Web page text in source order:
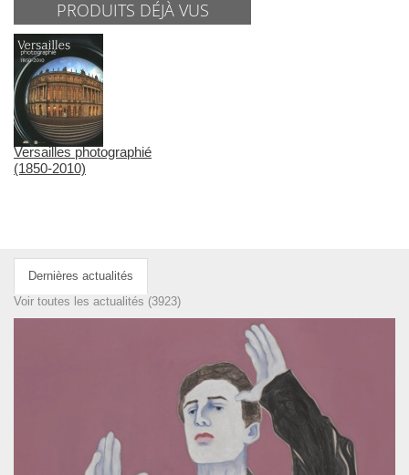
PRODUITS DÉJÀ VUS
Versailles photographié
(1850-2010)
Dernières actualités
Voir toutes les actualités (3923)